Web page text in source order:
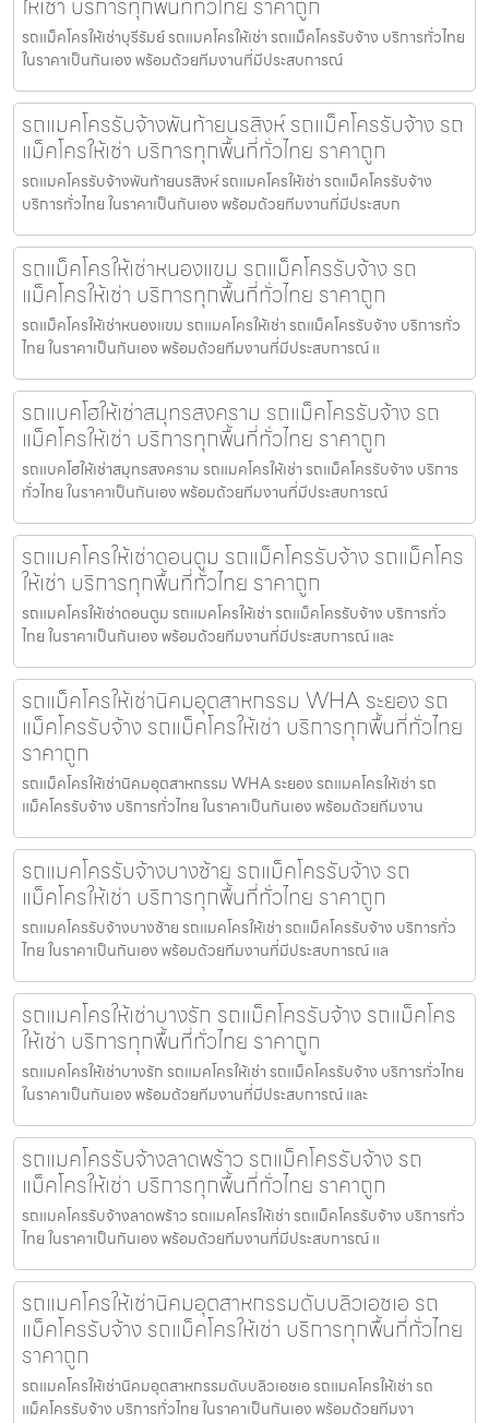
รถแม็คโครให้เช่าบุรีรัมย์ รถแมคโครให้เช่า รถแม็คโครรับจ้าง บริการทั่วไทย
ในราคาเป็นกันเอง พร้อมด้วยทีมงานที่มีประสบการณ์
รถแมคโครรับจ้างพันท้ายนรสิงห์ รถแม็คโครรับจ้าง รถ
แม็คโครให้เช่า บริการทุกพื้นที่ทั่วไทย ราคาถูก
รถแมคโครรับจ้างพันท้ายนรสิงห์ รถแมคโครให้เช่า รถแม็คโครรับจ้าง
บริการทั่วไทย ในราคาเป็นกันเอง พร้อมด้วยทีมงานที่มีประสบก
รถแม็คโครให้เช่าหนองแขม รถแม็คโครรับจ้าง รถ
แม็คโครให้เช่า บริการทุกพื้นที่ทั่วไทย ราคาถูก
รถแม็คโครให้เช่าหนองแขม รถแมคโครให้เช่า รถแม็คโครรับจ้าง บริการทั่ว
ไทย ในราคาเป็นกันเอง พร้อมด้วยทีมงานที่มีประสบการณ์ แ
รถแบคโฮให้เช่าสมุทรสงคราม รถแม็คโครรับจ้าง รถ
แม็คโครให้เช่า บริการทุกพื้นที่ทั่วไทย ราคาถูก
รถแบคโฮให้เช่าสมุทรสงคราม รถแมคโครให้เช่า รถแม็คโครรับจ้าง บริการ
ทั่วไทย ในราคาเป็นกันเอง พร้อมด้วยทีมงานที่มีประสบการณ์
รถแมคโครให้เช่าดอนตูม รถแม็คโครรับจ้าง รถแม็คโคร
ให้เช่า บริการทุกพื้นที่ทั่วไทย ราคาถูก
รถแมคโครให้เช่าดอนตูม รถแมคโครให้เช่า รถแม็คโครรับจ้าง บริการทั่ว
ไทย ในราคาเป็นกันเอง พร้อมด้วยทีมงานที่มีประสบการณ์ และ
รถแม็คโครให้เช่านิคมอุตสาหกรรม WHA ระยอง รถ
แม็คโครรับจ้าง รถแม็คโครให้เช่า บริการทุกพื้นที่ทั่วไทย
ราคาถูก
รถแม็คโครให้เช่านิคมอุตสาหกรรม WHA ระยอง รถแมคโครให้เช่า รถ
แม็คโครรับจ้าง บริการทั่วไทย ในราคาเป็นกันเอง พร้อมด้วยทีมงาน
รถแมคโครรับจ้างบางซ้าย รถแม็คโครรับจ้าง รถ
แม็คโครให้เช่า บริการทุกพื้นที่ทั่วไทย ราคาถูก
รถแมคโครรับจ้างบางซ้าย รถแมคโครให้เช่า รถแม็คโครรับจ้าง บริการทั่ว
ไทย ในราคาเป็นกันเอง พร้อมด้วยทีมงานที่มีประสบการณ์ แล
รถแมคโครให้เช่าบางรัก รถแม็คโครรับจ้าง รถแม็คโคร
ให้เช่า บริการทุกพื้นที่ทั่วไทย ราคาถูก
รถแมคโครให้เช่าบางรัก รถแมคโครให้เช่า รถแม็คโครรับจ้าง บริการทั่วไทย
ในราคาเป็นกันเอง พร้อมด้วยทีมงานที่มีประสบการณ์ และ
รถแมคโครรับจ้างลาดพร้าว รถแม็คโครรับจ้าง รถ
แม็คโครให้เช่า บริการทุกพื้นที่ทั่วไทย ราคาถูก
รถแมคโครรับจ้างลาดพร้าว รถแมคโครให้เช่า รถแม็คโครรับจ้าง บริการทั่ว
ไทย ในราคาเป็นกันเอง พร้อมด้วยทีมงานที่มีประสบการณ์ แ
รถแมคโครให้เช่านิคมอุตสาหกรรมดับบลิวเอชเอ รถ
แม็คโครรับจ้าง รถแม็คโครให้เช่า บริการทุกพื้นที่ทั่วไทย
ราคาถูก
รถแมคโครให้เช่านิคมอุตสาหกรรมดับบลิวเอชเอ รถแมคโครให้เช่า รถ
แม็คโครรับจ้าง บริการทั่วไทย ในราคาเป็นกันเอง พร้อมด้วยทีมงา